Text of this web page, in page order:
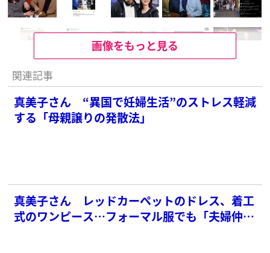
画像をもっと見る
関連記事
真美子さん “異国で妊婦生活”のストレス軽減
する「母親譲りの発散法」
真美子さん レッドカーペットのドレス、着工
式のワンピース…フォーマル服でも「夫婦仲が